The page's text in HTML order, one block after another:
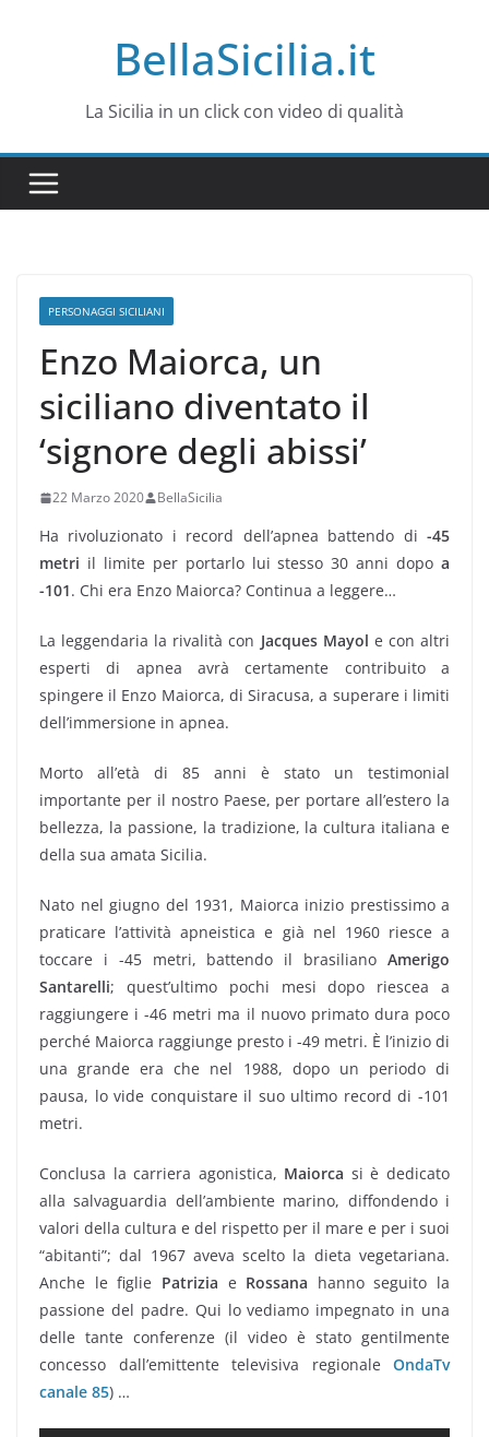
BellaSicilia.it
La Sicilia in un click con video di qualità
PERSONAGGI SICILIANI
Enzo Maiorca, un
siciliano diventato il
‘signore degli abissi’
22 Marzo 2020 BellaSicilia
Ha rivoluzionato i record dell’apnea battendo di -45
metri il limite per portarlo lui stesso 30 anni dopo a
-101. Chi era Enzo Maiorca? Continua a leggere…
La leggendaria la rivalità con Jacques Mayol e con altri
esperti di apnea avrà certamente contribuito a
spingere il Enzo Maiorca, di Siracusa, a superare i limiti
dell’immersione in apnea.
Morto all’età di 85 anni è stato un testimonial
importante per il nostro Paese, per portare all’estero la
bellezza, la passione, la tradizione, la cultura italiana e
della sua amata Sicilia.
Nato nel giugno del 1931, Maiorca inizio prestissimo a
praticare l’attività apneistica e già nel 1960 riesce a
toccare i -45 metri, battendo il brasiliano Amerigo
Santarelli; quest’ultimo pochi mesi dopo riescea a
raggiungere i -46 metri ma il nuovo primato dura poco
perché Maiorca raggiunge presto i -49 metri. È l’inizio di
una grande era che nel 1988, dopo un periodo di
pausa, lo vide conquistare il suo ultimo record di -101
metri.
Conclusa la carriera agonistica, Maiorca si è dedicato
alla salvaguardia dell’ambiente marino, diffondendo i
valori della cultura e del rispetto per il mare e per i suoi
“abitanti”; dal 1967 aveva scelto la dieta vegetariana.
Anche le figlie Patrizia e Rossana hanno seguito la
passione del padre. Qui lo vediamo impegnato in una
delle tante conferenze (il video è stato gentilmente
concesso dall’emittente televisiva regionale OndaTv
canale 85) …